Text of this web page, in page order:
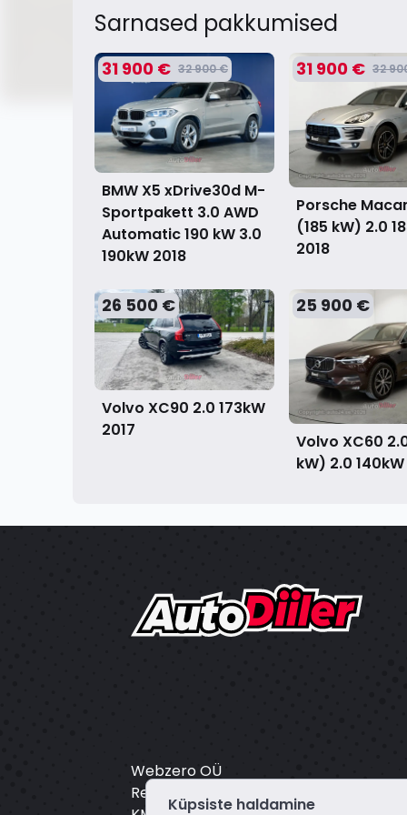
Sarnased pakkumised
31 900 € 32 900 €
BMW X5 xDrive30d M-
Sportpakett 3.0 AWD
Automatic 190 kW 3.0
190kW 2018
31 900 € 32
Porsche
(185 kW) 2.0
2018
26 500 €
Volvo XC90 2.0 173kW
2017
25 900 €
Volvo XC60
kW) 2.0 140kW
Webzero OÜ
Registrikood: 16804172
Küpsiste haldamine